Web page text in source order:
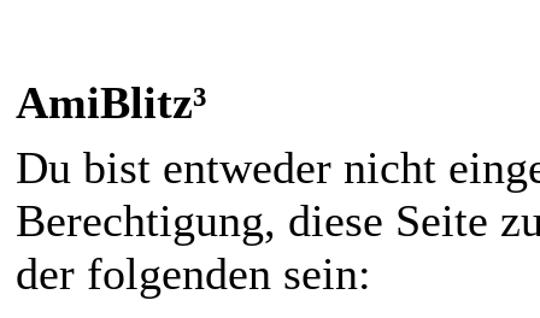
AmiBlitz³
Du bist entweder nicht
Berechtigung, diese Seite
der folgenden sein: